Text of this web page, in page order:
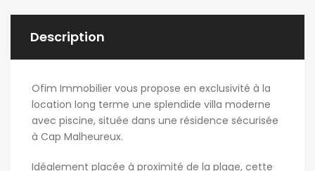
Description
Ofim Immobilier vous propose en exclusivité à la
location long terme une splendide villa moderne
avec piscine, située dans une résidence sécurisée
à Cap Malheureux.
Idéalement placée à proximité de la plage, cette